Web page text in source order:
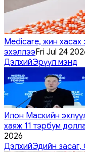
Medicare, жин хасах
эхэллээFri Jul 24
ДэлхийЭрүүл мэнд
Илон Маскийн
хаяж 11 тэрбум
2026
ДэлхийЭдийн засаг,